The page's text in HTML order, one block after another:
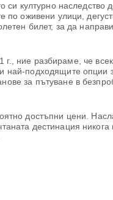
си културно наследство
по оживени улици,
билет, за да
ние разбираме, че
подходящите опции
за пътуване в
достъпни цени.
дестинация